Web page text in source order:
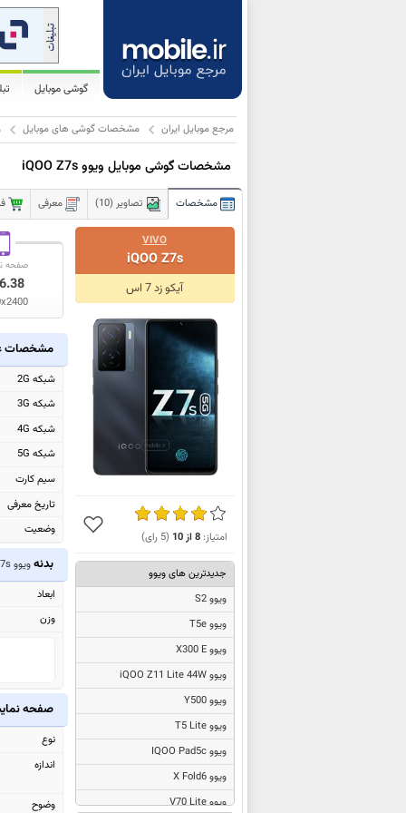
گوشی موبایل
مرجع موبایل ایران مشخصات گوشی های موبایل
مشخصات گوشی موبایل ویوو iQOO Z7s
مشخصات تصاویر (10) معرفی
VIVO
iQOO Z7s
آیکو زد 7 اس
امتیاز:8از10
(
5 رای)
جدیدترین های ویوو
ویوو S2
ویوو T5e
ویوو X300 E
ویوو iQOO Z11 Lite 44W
ویوو Y500
ویوو T5 Lite
ویوو IQOO Pad5c
ویوو X Fold6
ویوو V70 Lite
صفحه
6.38
مشخصات
شبکه 2G
شبکه 3G
شبکه 4G
شبکه 5G
سیم کارت
تاریخ معرفی
وضعیت
بدنهویوو iQOO Z7s
ابعاد
وزن
صفحه
نوع
اندازه
وضوح